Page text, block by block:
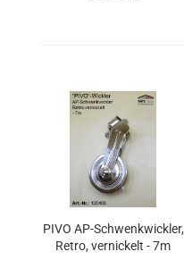
PIVO AP-Schwenkwickler,
Retro, vernickelt - 7m